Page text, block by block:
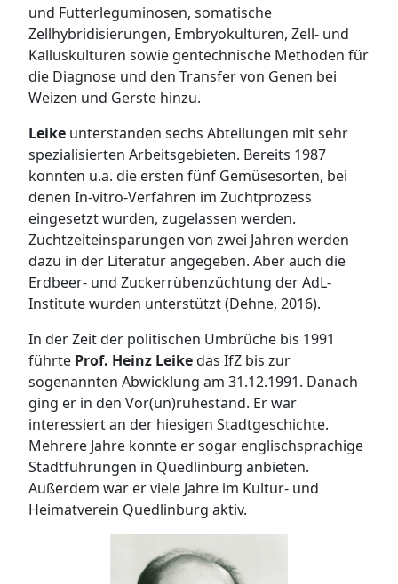
und Futterleguminosen, somatische
Zellhybridisierungen, Embryokulturen, Zell- und
Kalluskulturen sowie gentechnische Methoden für
die Diagnose und den Transfer von Genen bei
Weizen und Gerste hinzu.
Leike unterstanden sechs Abteilungen mit sehr
spezialisierten Arbeitsgebieten. Bereits 1987
konnten u.a. die ersten fünf Gemüsesorten, bei
denen In-vitro-Verfahren im Zuchtprozess
eingesetzt wurden, zugelassen werden.
Zuchtzeiteinsparungen von zwei Jahren werden
dazu in der Literatur angegeben. Aber auch die
Erdbeer- und Zuckerrübenzüchtung der AdL-
Institute wurden unterstützt (Dehne, 2016).
In der Zeit der politischen Umbrüche bis 1991
führte Prof. Heinz Leikedas IfZ bis zur
sogenannten Abwicklung am 31.12.1991. Danach
ging er in den Vor(un)ruhestand. Er war
interessiert an der hiesigen Stadtgeschichte.
Mehrere Jahre konnte er sogar englischsprachige
Stadtführungen in Quedlinburg anbieten.
Außerdem war er viele Jahre im Kultur- und
Heimatverein Quedlinburg aktiv.